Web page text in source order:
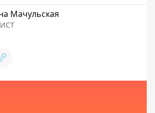
Мачульская